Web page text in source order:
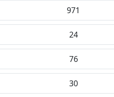
971
24
76
30